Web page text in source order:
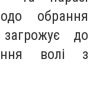
обрання
до
волі з